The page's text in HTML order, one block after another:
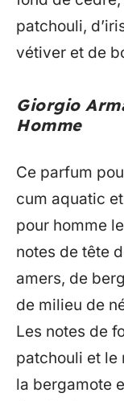
patchouli,
vétiver et de
Giorgio
Homme
Ce parfum
cum aquatic
pour homme
notes de tête
amers, de
de milieu de
Les notes de
patchouli et le
la bergamote